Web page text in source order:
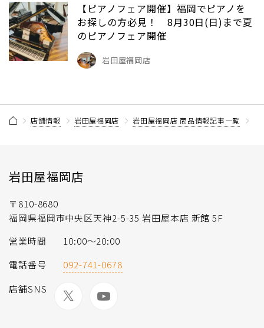
【ピアノフェア開催】福岡でピアノを
お探しの方必見！ 8月30日(日)まで夏
のピアノフェア開催
岩田屋福岡店
店舗情報 岩田屋福岡店 岩田屋福岡店 商品情報記事一覧
岩田屋福岡店
〒810-8680
福岡県福岡市中央区天神2-5-35 岩田屋本店 新館 5F
営業時間
10:00〜20:00
電話番号
092-741-0678
店舗SNS